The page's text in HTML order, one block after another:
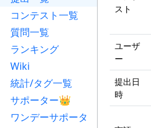
コンテスト一覧
質問一覧
ランキング
Wiki
統計/タグ一覧
サポーター👑
ワンデーサポータ
スト
ユーザ
ー
提出日
時